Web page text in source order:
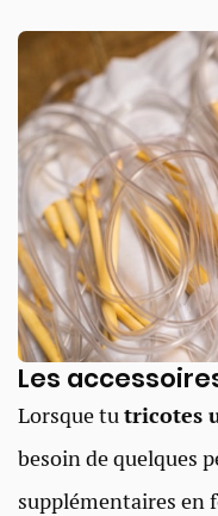
Les
Lorsque tutricotes
besoin de quelques
supplémentaires en